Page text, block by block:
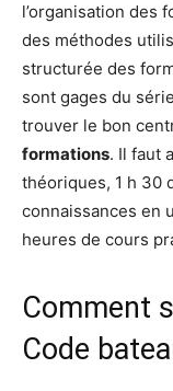
l’organisation des
des méthodes
structurée des
sont gages du
trouver le bon
formations. Il faut
théoriques, 1 h 30
connaissances en
heures de cours
Comment
Code